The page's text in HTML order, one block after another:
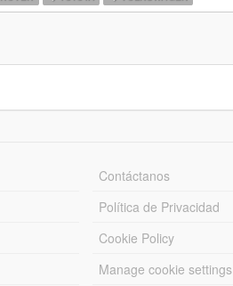
Contáctanos
Política de Privacidad
Cookie Policy
Manage cookie settings